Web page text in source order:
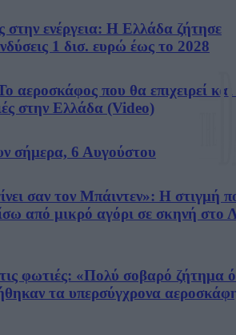
στην ενέργεια: Η Ελλάδα ζήτησε
1 δισ. ευρώ έως το 2028
αεροσκάφος που θα επιχειρεί
στην Ελλάδα (Video)
σήμερα, 6 Αυγούστου
σαν τον Μπάιντεν»: Η στιγμή
από μικρό αγόρι σε σκηνή στο
φωτιές: «Πολύ σοβαρό ζήτημα
τα υπερσύγχρονα